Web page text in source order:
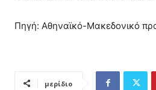
Πηγή: Αθηναϊκό-Μακεδονικό
μερίδιο